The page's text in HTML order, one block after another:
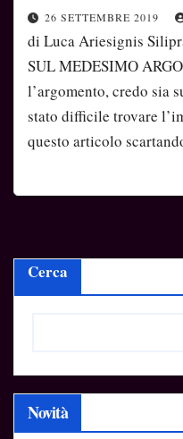
26 SETTEMBRE 2019
di Luca Ariesignis
SUL MEDESIMO
l’argomento, credo sia
stato difficile trovare
questo articolo
Cerca
Novità